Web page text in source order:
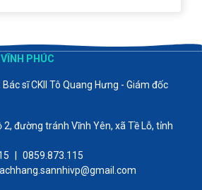
PHÚC
sĩ CKII Tô Quang Hưng - Giám đốc
2, đường tránh Vĩnh Yên, xã Tề Lỗ, tỉnh
0859.873.115